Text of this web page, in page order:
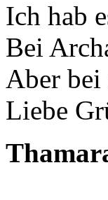
Ich hab
Bei
Aber bei
Liebe